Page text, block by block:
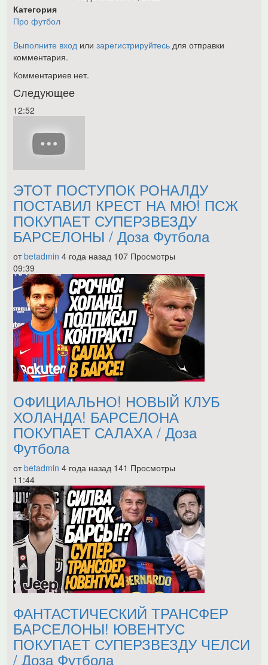
Категория
Про футбол
Выполните вход или зарегистрируйтесь для отправки
комментария.
Комментариев нет.
Следующее
12:52
ЭТОТ ПОСТУПОК РОНАЛДУ
ПОСТАВИЛ КРЕСТ НА МЮ! ПСЖ
ПОКУПАЕТ СУПЕРЗВЕЗДУ
БАРСЕЛОНЫ / Доза Футбола
отbetadmin 4 года назад 107 Просмотры
09:39
ОФИЦИАЛЬНО! НОВЫЙ КЛУБ
ХОЛАНДА! БАРСЕЛОНА
ПОКУПАЕТ САЛАХА / Доза
Футбола
отbetadmin 4 года назад 141 Просмотры
11:44
ФАНТАСТИЧЕСКИЙ ТРАНСФЕР
БАРСЕЛОНЫ! ЮВЕНТУС
ПОКУПАЕТ СУПЕРЗВЕЗДУ ЧЕЛСИ
/ Доза Футбола